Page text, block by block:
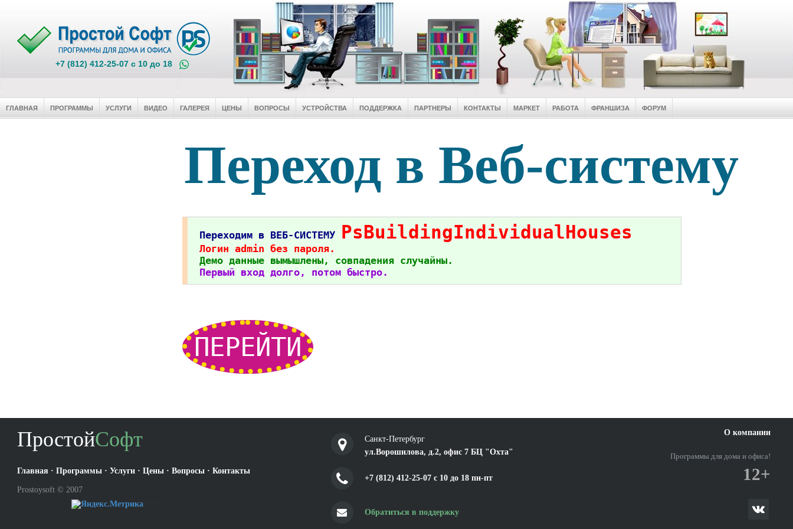
+7 (812) 412-25-07 c 10 до 18
ГЛАВНАЯ ПРОГРАММЫ УСЛУГИ ВИДЕО ГАЛЕРЕЯ ЦЕНЫ ВОПРОСЫ УСТРОЙСТВА ПОДДЕРЖКА ПАРТНЕРЫ КОНТАКТЫ МАРКЕТ РАБОТА ФРАНШИЗА ФОРУМ
Переход в Веб-систему
Переходим в ВЕБ-СИСТЕМУ PsBuildingIndividualHouses
Логин admin без пароля.
Демо данные вымышлены, совпадения случайны.
Первый вход долго, потом быстро.
ПЕРЕЙТИ
ПростойСофт
Главная · Программы · Услуги · Цены · Вопросы · Контакты
Prostoysoft © 2007
Санкт-Петербург
ул.Ворошилова, д.2, офис 7 БЦ "Охта"
+7 (812) 412-25-07 c 10 до 18 пн-пт
Обратиться в поддержку
О компании
Программы для дома и офиса!
12+